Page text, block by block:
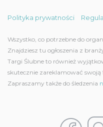
Polityka prywatności
Wszystko, co potrzebne do
Znajdziesz tu ogłoszenia z
Targi Ślubne to również
skutecznie zareklamować
Zapraszamy także do śledzenia